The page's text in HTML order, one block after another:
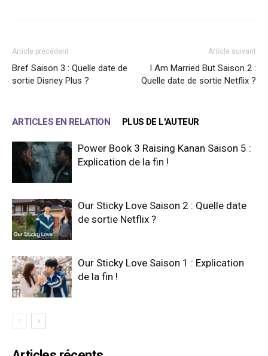
Article précédent
Bref Saison 3 : Quelle date de
sortie Disney Plus ?
Article suivant
I Am Married But Saison 2 :
Quelle date de sortie Netflix ?
ARTICLES EN RELATION PLUS DE L'AUTEUR
Power Book 3 Raising Kanan Saison 5 :
Explication de la fin !
Our Sticky Love Saison 2 : Quelle date
de sortie Netflix ?
Our Sticky Love Saison 1 : Explication
de la fin !